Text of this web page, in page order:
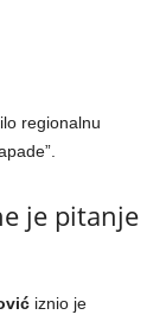
regionalnu
je pitanje
iznio je